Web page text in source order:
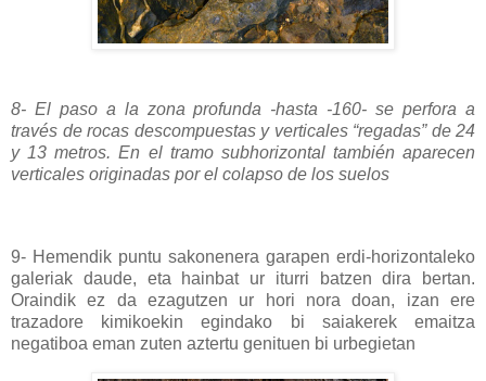
8- El paso a la zona profunda -hasta -160- se perfora a
través de rocas descompuestas y verticales “regadas” de 24
y 13 metros. En el tramo subhorizontal también aparecen
verticales originadas por el colapso de los suelos
9- Hemendik puntu sakonenera garapen erdi-horizontaleko
galeriak daude, eta hainbat ur iturri batzen dira bertan.
Oraindik ez da ezagutzen ur hori nora doan, izan ere
trazadore kimikoekin egindako bi saiakerek emaitza
negatiboa eman zuten aztertu genituen bi urbegietan